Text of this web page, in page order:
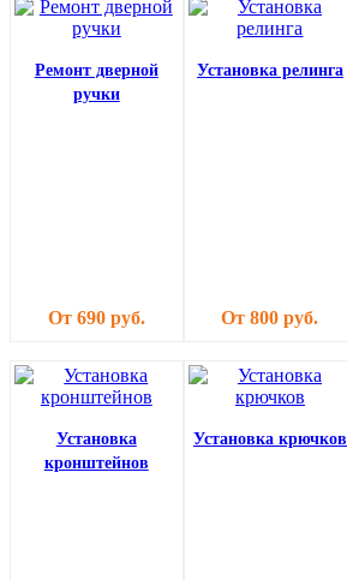
Ремонт дверной
ручки
От 690 руб.
Установка релинга
От 800 руб.
Установка
кронштейнов
Установка крючков